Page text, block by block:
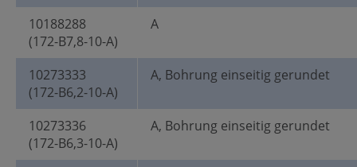
10188288
(172-B7,8-10-A)
A
10273333
(172-B6,2-10-A)
A, Bohrung einseitig gerundet
10273336
(172-B6,3-10-A)
A, Bohrung einseitig gerundet